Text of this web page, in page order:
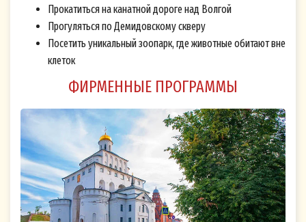
Прокатиться на канатной дороге над Волгой
Прогуляться по Демидовскому скверу
Посетить уникальный зоопарк, где животные обитают вне
клеток
ФИРМЕННЫЕ ПРОГРАММЫ